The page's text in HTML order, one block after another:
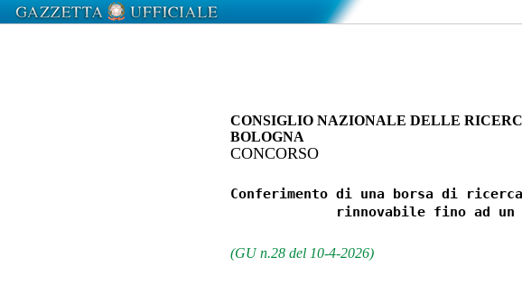
CONSIGLIO NAZIONALE DELLE
BOLOGNA
CONCORSO
Conferimento di una borsa di
rinnovabile fino ad un
(GU n.28 del 10-4-2026)